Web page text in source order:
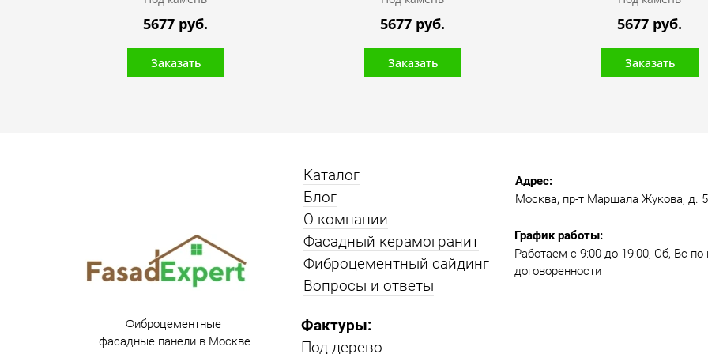
5677 руб.
Заказать
5677 руб.
Заказать
5677 руб.
Заказать
Фактуры:
Под дерево
Работаем с 9:00 до 19:00​, Сб, Вс по
договоренности
Москва, пр-т Маршала Жукова, д.
Каталог
Блог
О компании
Фасадный керамогранит
Фиброцементный сайдинг
Вопросы и ответы
Адрес:
График работы:
Фиброцементные
фасадные панели в Москве